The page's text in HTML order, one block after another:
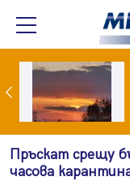
Испания предаде на Германия 70-годишен заподозрян за банков обир
Пръскат срещу
часова